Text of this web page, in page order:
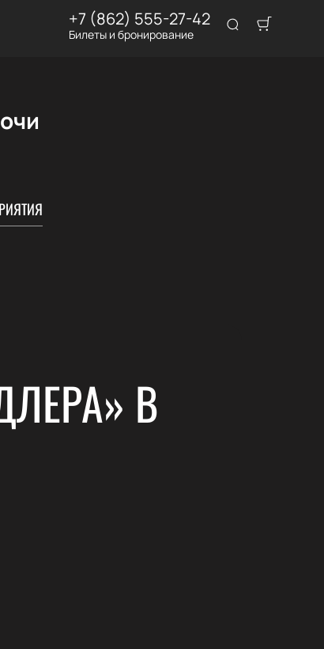
+7 (862) 555-27-42
Билеты и бронирование
В